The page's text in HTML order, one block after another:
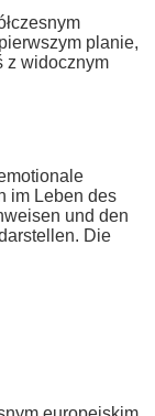
im Leben des
und den
Die